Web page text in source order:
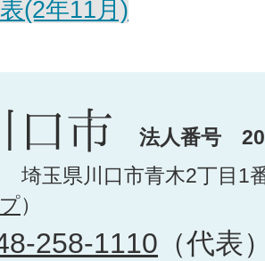
(2年11月)
法人番号
埼玉県川口市青木2丁目1
）
258-1110 （代表